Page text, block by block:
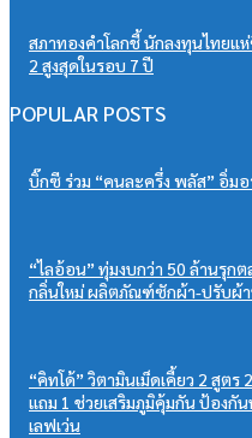
สภาทองคำโลกชี้ นักลงทุนไทยแ
2 สูงสุดในรอบ 7 ปี
POPULAR POSTS
บิ๊กซี ร่วม “คนละครึ่ง พลัส” อิ่ม
“ไลอ้อน” ทุ่มงบกว่า 50 ล้านรุก
กลิ่นใหม่ ผลิตภัณฑ์ซักผ้า-ปรับผ้
“คิทโด้” วิตามินเม็ดเคี้ยว 2 สูตร
แถม 1 ช่วยเสริมภูมิคุ้มกัน ป้องกั
เลฟเว่น